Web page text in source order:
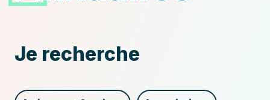
le
service
Je recherche